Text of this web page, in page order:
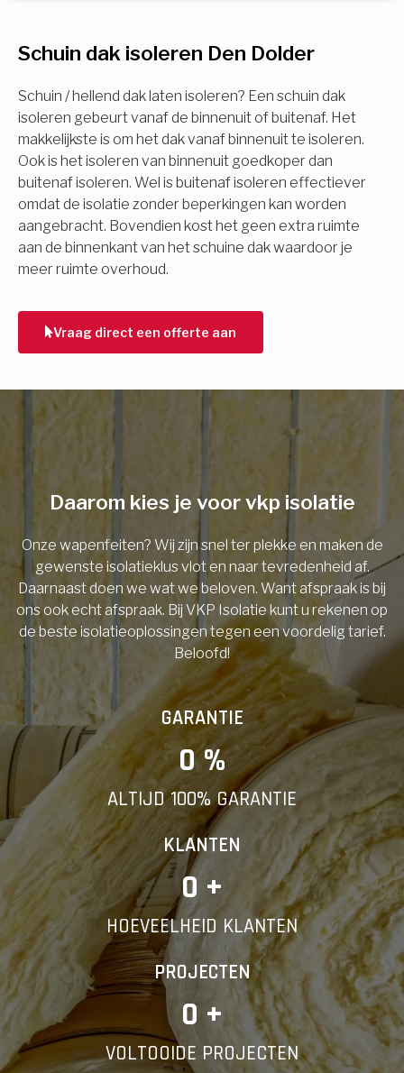
Schuin dak isoleren Den Dolder
Schuin / hellend dak laten isoleren? Een schuin dak
isoleren gebeurt vanaf de binnenuit of buitenaf. Het
makkelijkste is om het dak vanaf binnenuit te isoleren.
Ook is het isoleren van binnenuit goedkoper dan
buitenaf isoleren. Wel is buitenaf isoleren effectiever
omdat de isolatie zonder beperkingen kan worden
aangebracht. Bovendien kost het geen extra ruimte
aan de binnenkant van het schuine dak waardoor je
meer ruimte overhoud.
Vraag direct een offerte aan
Isolatiemaatregel
Spouwisolatie
Vloerisolatie
Dakisolatie
Gevelisolatie
Vorige Volgende
subsidie!
Vul uw gegevens in en ontvang nu direct uw
berekening per mail.
Voornaam
Telefoonnummer
Vorige
Daarom kies je voor vkp isolatie
Onze wapenfeiten? Wij zijn snel ter plekke en maken de
gewenste isolatieklus vlot en naar tevredenheid af.
Daarnaast doen we wat we beloven. Want afspraak is bij
ons ook echt afspraak. Bij VKP Isolatie kunt u rekenen op
de beste isolatieoplossingen tegen een voordelig tarief.
Beloofd!
GARANTIE
0 %
ALTIJD 100% GARANTIE
KLANTEN
0 +
HOEVEELHEID KLANTEN
PROJECTEN
0 +
VOLTOOIDE PROJECTEN